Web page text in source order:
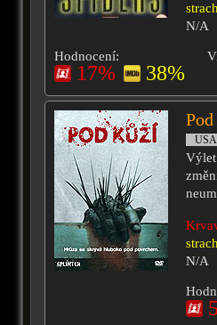
N/A
Hodnocení:
17% 38%
Výlet
N/A